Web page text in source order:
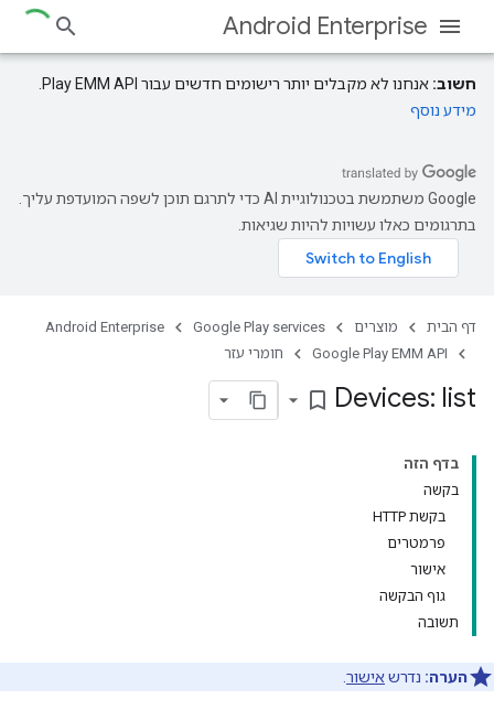
Android Enterprise
חשוב: אנחנו לא מקבלים יותר רישומים חדשים עבור Play EMM API.
מידע נוסף
‫Google משתמשת בטכנולוגיית AI כדי לתרגם תוכן לשפה המועדפת עליך.
בתרגומים כאלו עשויות להיות שגיאות.
דף הבית מוצרים Google Play services
Android Enterprise
Google Play EMM API
חומרי עזר
Devices: list
bookmark_border
בדף הזה
בקשה
בקשת HTTP
פרמטרים
אישור
גוף הבקשה
תשובה
הערה: נדרשאישור